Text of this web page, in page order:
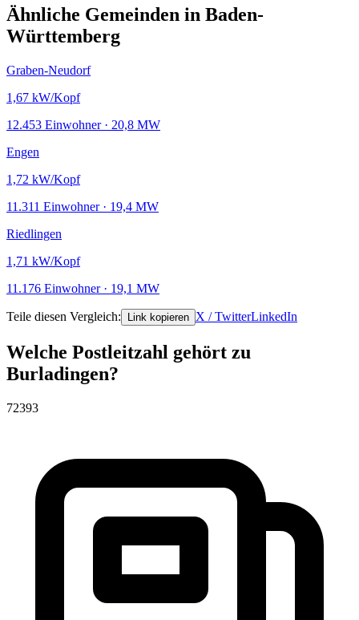
Ähnliche Gemeinden in Baden-
Württemberg
Graben-Neudorf
1,67 kW/Kopf
12.453 Einwohner · 20,8 MW
Engen
1,72 kW/Kopf
11.311 Einwohner · 19,4 MW
Riedlingen
1,71 kW/Kopf
11.176 Einwohner · 19,1 MW
Teile diesen Vergleich: Link kopieren X / TwitterLinkedIn
Welche Postleitzahl gehört zu
Burladingen?
72393